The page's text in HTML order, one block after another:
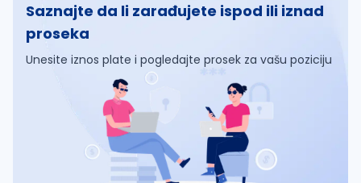
Saznajte da li zarađujete ispod ili iznad
proseka
Unesite iznos plate i pogledajte prosek za vašu poziciju